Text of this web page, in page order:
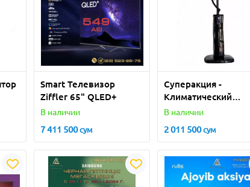
Smart Телевизор
Ziffler 65" QLED+
В наличии
7 411 500сум
Суперакция -
Климатический
комплекс 5-в-1 от
поставщика по
В наличии
2 011 500сум